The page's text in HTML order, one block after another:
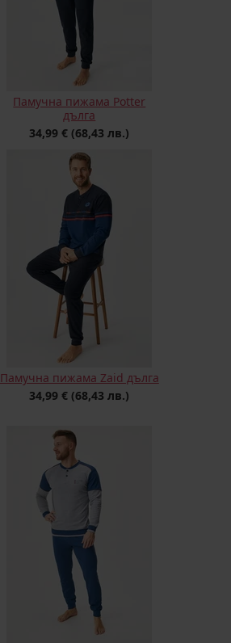
Памучна пижама Potter
дълга
34,99 € (68,43 лв.)
Памучна пижама Zaid дълга
34,99 € (68,43 лв.)